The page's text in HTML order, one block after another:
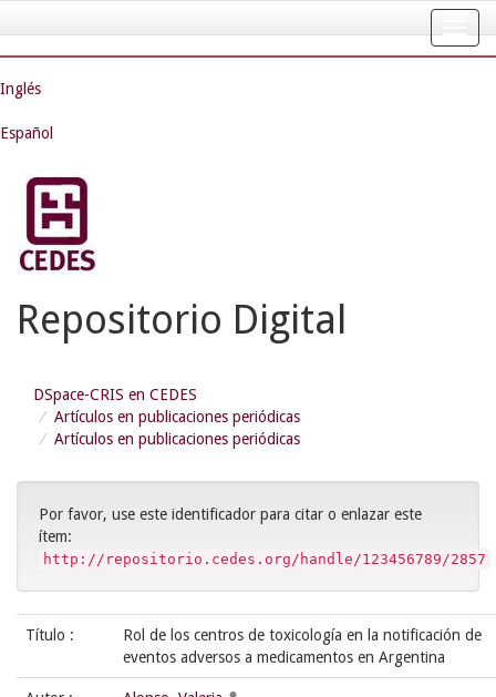
navigation
Inglés
Español
Repositorio Digital
DSpace-CRIS en CEDES
Artículos en publicaciones periódicas
Artículos en publicaciones periódicas
Por favor, use este identificador para citar o enlazar este
ítem:
http://repositorio.cedes.org/handle/123456789/2857
Título :
Rol de los centros de toxicología en la notificación de
eventos adversos a medicamentos en Argentina